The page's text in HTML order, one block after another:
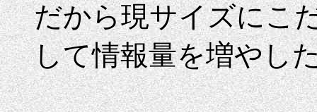
だから現サイズにこ
して情報量を増やし